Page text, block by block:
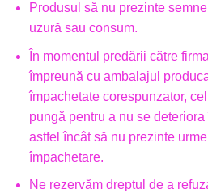
Produsul să nu prezinte
uzură sau consum.
În momentul predării către
împreună cu ambalajul
împachetate corespunzator,
pungă pentru a nu se
astfel încât să nu prezinte
împachetare.
Ne rezervăm dreptul de a